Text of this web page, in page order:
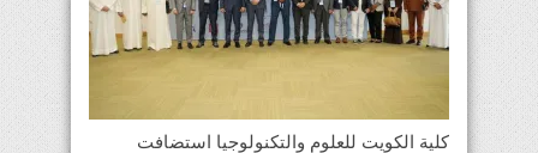
كلية الكويت للعلوم والتكنولوجيا استضافت